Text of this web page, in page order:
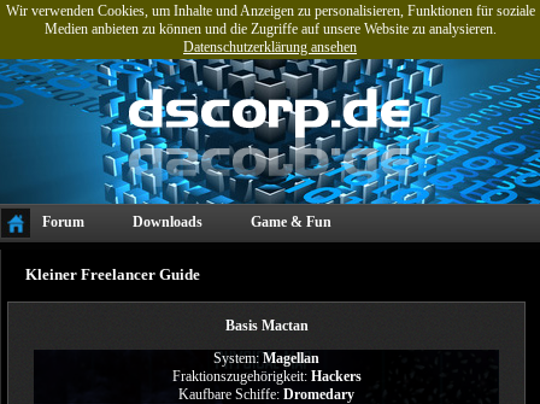
Wir verwenden Cookies, um Inhalte und Anzeigen zu personalisieren, Funktionen für soziale
Medien anbieten zu können und die Zugriffe auf unsere Website zu analysieren.
Datenschutzerklärung ansehen
Forum Downloads Game & Fun
Kleiner Freelancer Guide
Basis Mactan
System:Magellan
Fraktionszugehörigkeit: Hackers
Kaufbare Schiffe:Dromedary